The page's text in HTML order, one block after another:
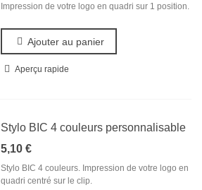
Impression de votre logo en quadri sur 1 position.
Ajouter au panier
Aperçu rapide
Stylo BIC 4 couleurs personnalisable
5,10 €
Stylo BIC 4 couleurs. Impression de votre logo en
quadri centré sur le clip.